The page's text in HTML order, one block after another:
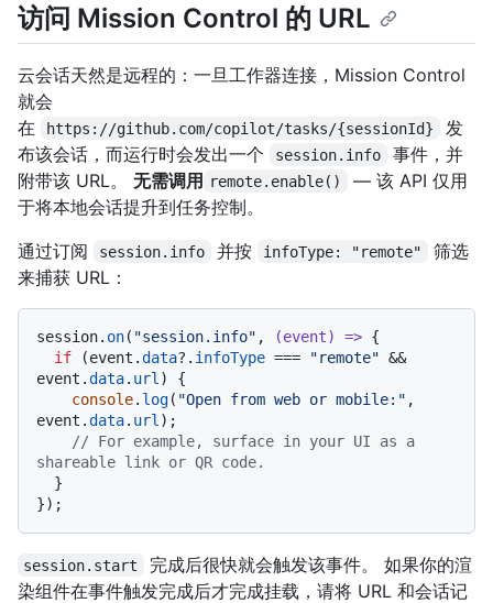
访问 Mission Control 的 URL
云会话天然是远程的：一旦工作器连接，Mission Control
就会
在
https://github.com/copilot/tasks/{sessionId}
发
布该会话，而运行时会发出一个
session.info
事件，并
附带该 URL。 无需调用 remote.enable()
— 该 API 仅用
于将本地会话提升到任务控制。
通过订阅
session.info 并按 infoType: "remote"
筛选
来捕获 URL：
session. on( "session.info" , (event) => {
if (event.data?. infoType === "remote" &&
event.data. url ) {
console. log( "Open from web or mobile:" ,
event.data. url );
// For example, surface in your UI as a
shareable link or QR code.
session.start
完成后很快就会触发该事件。 如果你的渲
染组件在事件触发完成后才完成挂载，请将 URL 和会话记